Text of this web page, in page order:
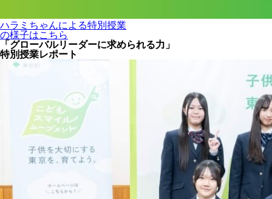
ハラミちゃんによる特別授業
の様子はこちら
「グローバルリーダーに求められる力」
特別授業レポート